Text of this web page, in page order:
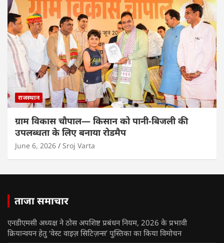
राजस्थान
ग्राम विकास चौपाल— किसान को पानी-बिजली की
उपलब्धता के लिए बनाया रोडमैप
June 6, 2026 Sroj Varta
ताजा समाचार
एनडीएमसी अध्यक्ष ने ठोस अपशिष्ट प्रबंधन नियम, 2026 के प्रभावी
क्रियान्वयन हेतु ‘वेस्ट वाइज़ सिटिज़न्स’ पुस्तिका का किया विमोचन